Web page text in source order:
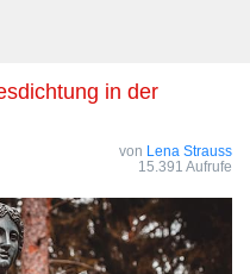
von Lena Strauss
15.391 Aufrufe